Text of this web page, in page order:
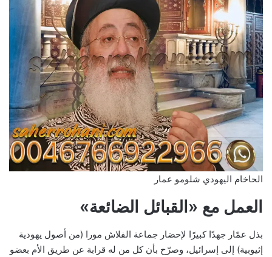
الحاخام اليهودي شلومو عمار
العمل مع «القبائل الضائعة»
بذل عمّار جهدًا كبيرًا لإحضار جماعة الفلاش مورا (من أصول يهودية
إثيوبية) إلى إسرائيل، وصرّح بأن كل من له قرابة عن طريق الأم بعضو